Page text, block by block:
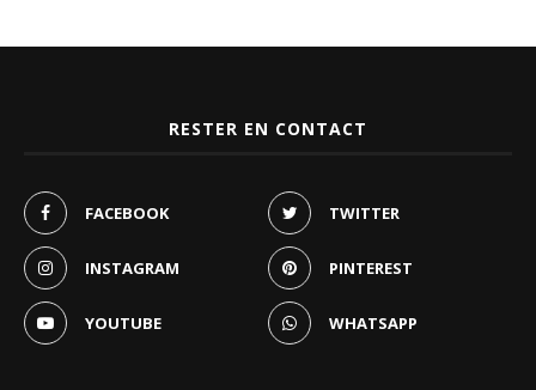
RESTER EN CONTACT
FACEBOOK TWITTER
INSTAGRAM PINTEREST
YOUTUBE WHATSAPP